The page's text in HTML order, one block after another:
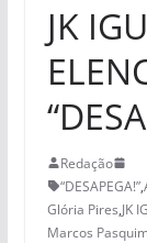
JK
Redação
“DESAPEGA!”,
Glória Pires,JK
Marcos Pasquim